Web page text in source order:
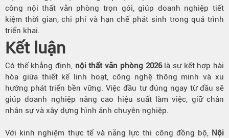
công nội thất văn phòng trọn gói, giúp doanh nghiệp tiết
kiệm thời gian, chi phí và hạn chế phát sinh trong quá trình
triển khai.
Kết luận
Có thể khẳng định, nội thất văn phòng 2026là sự kết hợp hài
hòa giữa thiết kế linh hoạt, công nghệ thông minh và xu
hướng phát triển bền vững. Việc đầu tư đúng ngay từ đầu sẽ
giúp doanh nghiệp nâng cao hiệu suất làm việc, giữ chân
nhân sự và xây dựng hình ảnh chuyên nghiệp.
Với kinh nghiệm thực tế và năng lực thi công đồng bộ, Nội